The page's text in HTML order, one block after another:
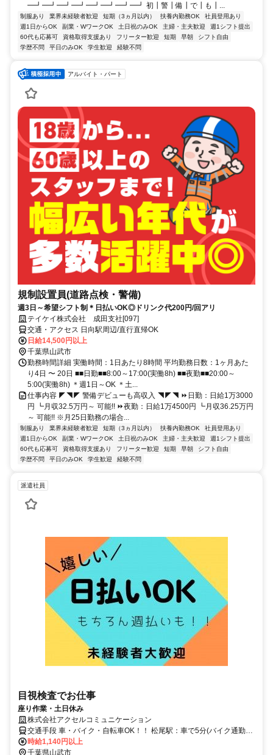
━┛━┛━┛━┛━┛━┛━┛━┛ 初┃警┃備┃で┃も┃...
制服あり 業界未経験者歓迎 短期（3ヵ月以内） 扶養内勤務OK
社員登用あり
週1日からOK
副業・WワークOK 土日祝のみOK 主婦・主夫歓迎
週1シフト提出
60代も応募可
資格取得支援あり フリーター歓迎 短期 早朝
シフト自由
学歴不問
平日のみOK 学生歓迎 経験不問
アルバイト・パート
規制設置員(道路点検・警備)
週3日～希望シフト制＊日払いOK◎ドリンク代200円/回アリ
テイケイ株式会社 成田支社[097]
交通・アクセス 日向駅周辺/直行直帰OK
日給14,500円以上
千葉県山武市
勤務時間詳細 実働時間：1日あたり8時間 平均勤務日数：1ヶ月あた
り4日 〜 20日 ■■日勤■■8:00～17:00(実働8h) ■■夜勤■■20:00～
5:00(実働8h) ＊週1日～OK ＊土...
仕事内容 ◤◥◤ 警備デビューも高収入 ◥◤◥ ⏩日勤：日給1万3000
円 ┗月収32.5万円～ 可能!! ⏩夜勤：日給1万4500円 ┗月収36.25万円
～ 可能!! ※月25日勤務の場合...
制服あり 業界未経験者歓迎 短期（3ヵ月以内） 扶養内勤務OK
社員登用あり
週1日からOK
副業・WワークOK 土日祝のみOK 主婦・主夫歓迎
週1シフト提出
60代も応募可
資格取得支援あり フリーター歓迎 短期 早朝
シフト自由
学歴不問
平日のみOK 学生歓迎 経験不問
派遣社員
目視検査でお仕事
座り作業・土日休み
株式会社アクセルコミュニケーション
交通手段 車・バイク・自転車OK！！ 松尾駅：車で5分(バイク通勤
可） 交通費全額支給制度あり（社内規定あり） ※車での通勤をお勧
めします♪ 【最寄り駅】 ・ＪＲ総武本線「松尾(千葉)駅」
時給1,140円以上
千葉県山武市